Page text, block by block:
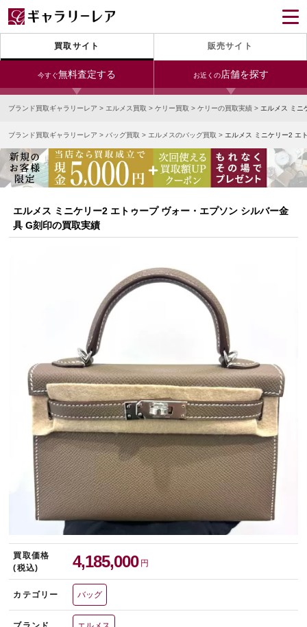
買取サイト 販売サイト
今すぐ無料査定する お近くの店舗を探す
24時間受付（対応時間10:00～19:00）
宅配買取を申し込む
無料の宅配キットをお届けします
今すぐ電話査定
受付時間 10:00～19:00
銀座本店 青山表参道店 新宿東口店
小田急新宿店 LAB東京 名古屋大須店
なんば店
中野ブロードウェイ
無料の宅配キットをお届けします
ブランド買取ギャラリーレア > エルメス買取 > ケリー買取 > ケリーの買取実績 > エルメス ミニ
ブランド買取ギャラリーレア > バッグ買取 > エルメスのバッグ買取 > エルメス ミニケリー2 エ
エルメス ミニケリー2 エトゥープ ヴォー・エプソン シルバー金
具 G刻印の買取実績
買取価格
(税込)
4,185,000 円
カテゴリー バッグ